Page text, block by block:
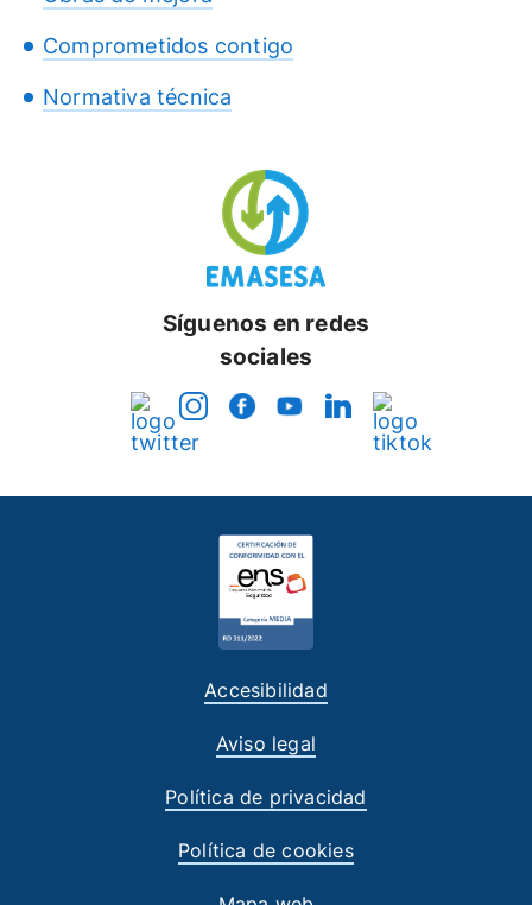
Comprometidos contigo
Normativa técnica
Síguenos en redes
sociales
Accesibilidad
Aviso legal
Política de privacidad
Política de cookies